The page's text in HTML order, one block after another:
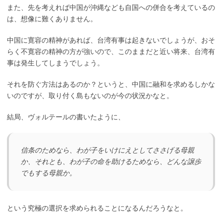
また、先を考えれば中国が沖縄なども自国への併合を考えているの
は、想像に難くありません。
中国に寛容の精神があれば、台湾有事は起きないでしょうが、おそ
らく不寛容の精神の方が強いので、このままだと近い将来、台湾有
事は発生してしまうでしょう。
それを防ぐ方法はあるのか？というと、中国に融和を求めるしかな
いのですが、取り付く島もないのが今の状況かなと。
結局、ヴォルテールの書いたように、
信条のためなら、わが子をいけにえとしてささげる母親
か、それとも、わが子の命を助けるためなら、どんな譲歩
でもする母親か。
という究極の選択を求められることになるんだろうなと。